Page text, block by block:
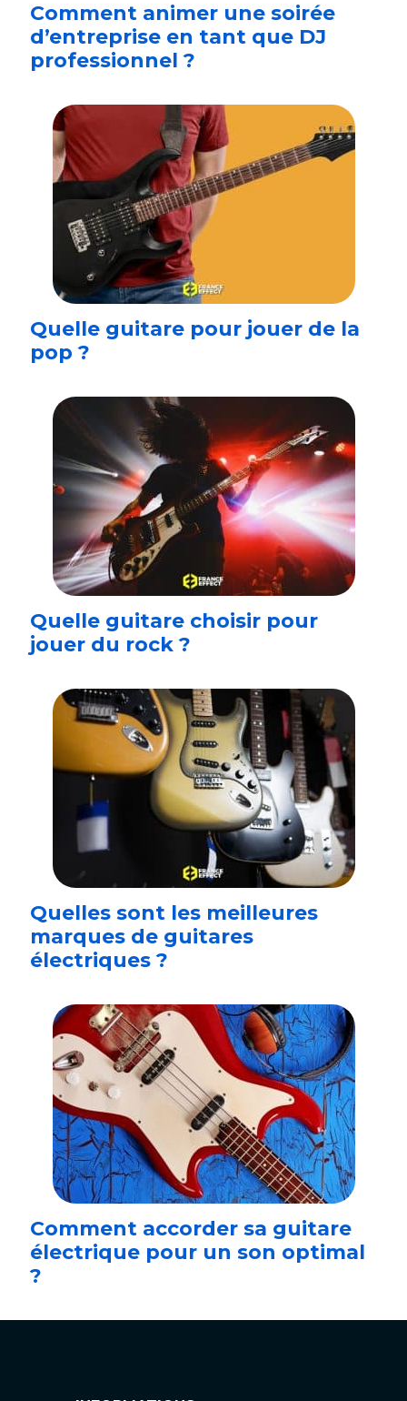
Comment animer une soirée
d’entreprise en tant que DJ
professionnel ?
Quelle guitare pour jouer de la
pop ?
Quelle guitare choisir pour
jouer du rock ?
Quelles sont les meilleures
marques de guitares
électriques ?
Comment accorder sa guitare
électrique pour un son optimal
?